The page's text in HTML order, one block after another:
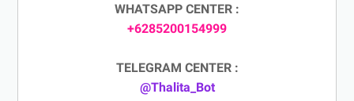
WHATSAPP CENTER :
+6285200154999
TELEGRAM CENTER :
@Thalita_Bot